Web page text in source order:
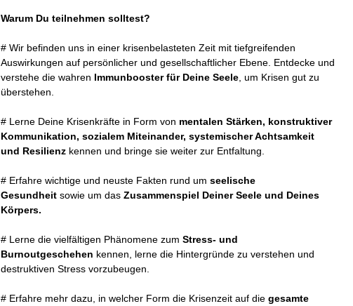
Warum Du teilnehmen solltest?
# Wir befinden uns in einer krisenbelasteten Zeit mit tiefgreifenden
Auswirkungen auf persönlicher und gesellschaftlicher Ebene. Entdecke und
verstehe die wahren Immunbooster für Deine Seele , um Krisen gut zu
überstehen.
# Lerne Deine Krisenkräfte in Form von mentalen Stärken, konstruktiver
Kommunikation, sozialem Miteinander, systemischer Achtsamkeit
und Resilienz kennen und bringe sie weiter zur Entfaltung.
# Erfahre wichtige und neuste Fakten rund umseelische
Gesundheit sowie um dasZusammenspiel Deiner Seele und Deines
Körpers.
# Lerne die vielfältigen Phänomene zumStress- und
Burnoutgeschehen kennen, lerne die Hintergründe zu verstehen und
destruktiven Stress vorzubeugen.
# Erfahre mehr dazu, in welcher Form die Krisenzeit auf diegesamte